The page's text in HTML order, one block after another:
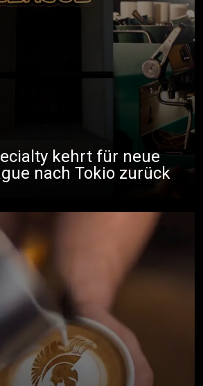
kehrt für neue
nach Tokio zurück